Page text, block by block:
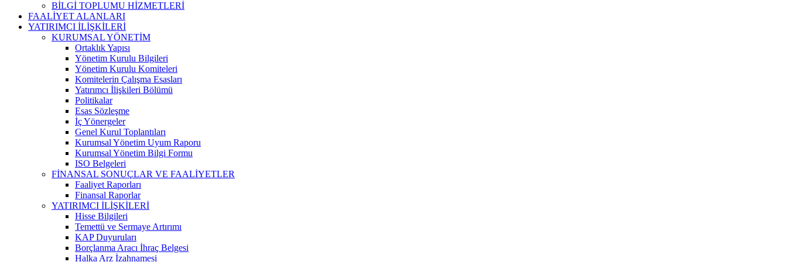
BİLGİ TOPLUMU HİZMETLERİ
FAALİYET ALANLARI
YATIRIMCI İLİŞKİLERİ
KURUMSAL YÖNETİM
Ortaklık Yapısı
Yönetim Kurulu Bilgileri
Yönetim Kurulu Komiteleri
Komitelerin Çalışma Esasları
Yatırımcı İlişkileri Bölümü
Politikalar
Esas Sözleşme
İç Yönergeler
Genel Kurul Toplantıları
Kurumsal Yönetim Uyum Raporu
Kurumsal Yönetim Bilgi Formu
ISO Belgeleri
FİNANSAL SONUÇLAR VE FAALİYETLER
Faaliyet Raporları
Finansal Raporlar
YATIRIMCI İLİŞKİLERİ
Hisse Bilgileri
Temettü ve Sermaye Artırımı
KAP Duyuruları
Borçlanma Aracı İhraç Belgesi
Halka Arz İzahnamesi